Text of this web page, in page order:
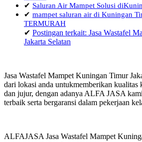
✔ Saluran Air Mampet Solusi
✔ mampet saluran air di Kuningan
TERMURAH
✔ Postingan terkait: Jasa Wastafel
Jakarta Selatan
Jasa Wastafel Mampet Kuningan Timur
dari lokasi anda untukmemberikan kualitas
dan jujur, dengan adanya ALFA JASA
terbaik serta bergaransi dalam pekerjaan
ALFAJASA Jasa Wastafel Mampet